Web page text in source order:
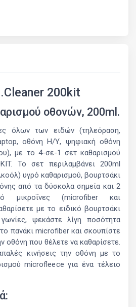
200kit
οθονών, 200ml.
όλων των ειδών (τηλεόραση,
οθόνη Η/Υ, ψηφιακή οθόνη
με το 4-σε-1 σετ καθαρισμού
Το σετ περιλαμβάνει 200ml
υγρό καθαρισμού, βουρτσάκι
από τα δύσκολα σημεία και 2
μικροΐνες (microfiber και
με το ειδικό βουρτσάκι
ψεκάστε λίγη ποσότητα
πανάκι microfiber και σκουπίστε
οθόνη που θέλετε να καθαρίσετε.
κινήσεις την οθόνη με το
microfleece για ένα τέλειο